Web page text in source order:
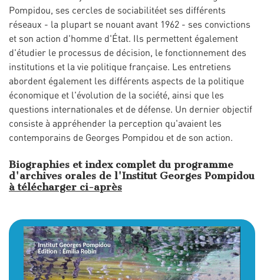
Pompidou, ses cercles de sociabilitéet ses différents
réseaux - la plupart se nouant avant 1962 - ses convictions
et son action d'homme d'État. Ils permettent également
d'étudier le processus de décision, le fonctionnement des
institutions et la vie politique française. Les entretiens
abordent également les différents aspects de la politique
économique et l'évolution de la société, ainsi que les
questions internationales et de défense. Un dernier objectif
consiste à appréhender la perception qu'avaient les
contemporains de Georges Pompidou et de son action.
Biographies et index complet du programme
d'archives orales de l'Institut Georges Pompidou
à télécharger ci-après